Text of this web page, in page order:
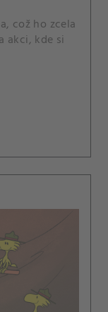
což ho zcela
akci, kde si